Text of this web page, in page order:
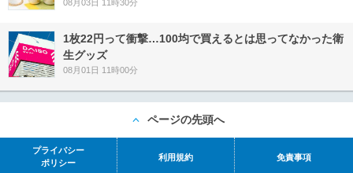
08月03日 11時30分
1枚22円って衝撃…100均で買えるとは思ってなかった衛
生グッズ
08月01日 11時00分
ページの先頭へ
プライバシー
ポリシー
利用規約 免責事項